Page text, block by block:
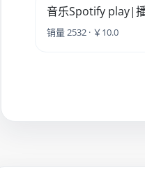
音乐Spotify play|
销量 2532 · ￥10.0